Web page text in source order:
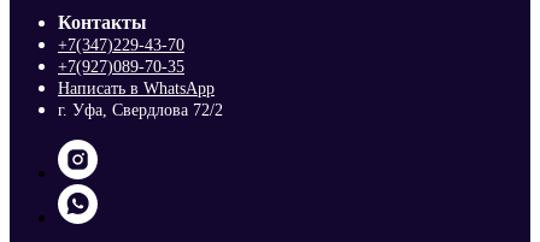
Контакты
+7(347)229-43-70
+7(927)089-70-35
Написать в WhatsApp
г. Уфа, Свердлова 72/2